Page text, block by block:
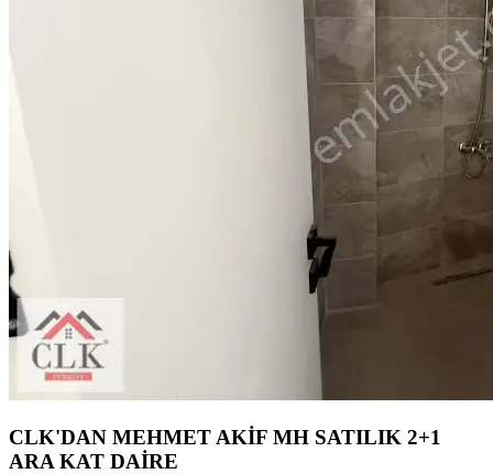
CLK'DAN MEHMET AKİF MH SATILIK 2+1
ARA KAT DAİRE